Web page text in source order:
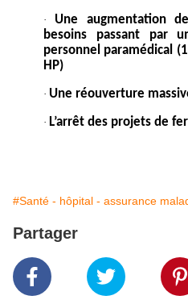
·
Une augmentation
besoins passant par
personnel paramédical
HP)
· Une réouverture
· L’arrêt des projets de
#Santé - hôpital - assurance
Partager